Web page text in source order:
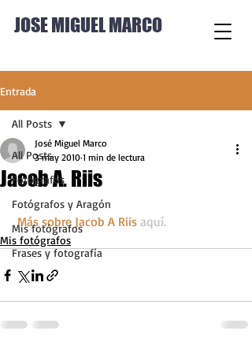
JOSE MIGUEL MARCO
Entrada
All Posts
Fotógrafos
Fotógrafos y Aragón
Mis fotógrafos
Frases y fotografía
All Posts
Jacob A. Riis
José Miguel Marco
3 may 2010 1 min de lectura
Más sobre Jacob A Riis aquí.
Mis fotógrafos